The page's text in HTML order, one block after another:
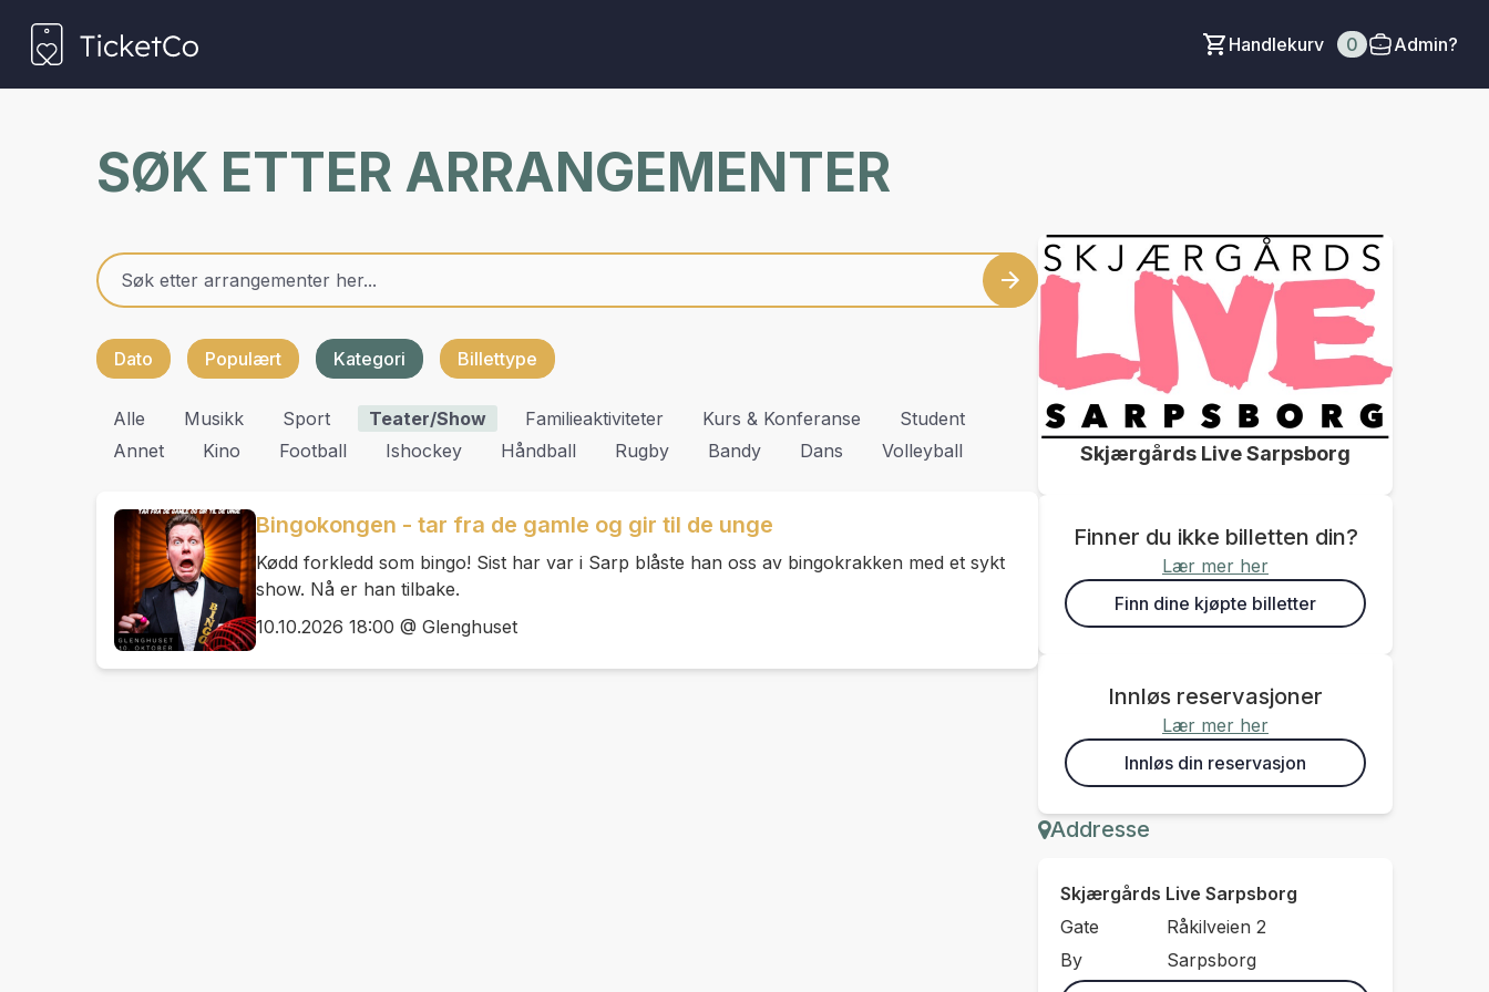
Handlekurv 0 Admin?
SØK ETTER ARRANGEMENTER
Dato Populært Kategori Billettype
Alle Musikk Sport Teater/show Familieaktiviteter Kurs & Konferanse
Student
Annet
Kino Football Ishockey Håndball Rugby Bandy Dans Volleyball
Bingokongen - tar fra de gamle og gir til de unge
Kødd forkledd som bingo! Sist har var i Sarp blåste han oss av bingokrakken med et sykt
show. Nå er han tilbake.
10.10.2026 18:00 @ Glenghuset
Skjærgårds Live Sarpsborg
Finner du ikke billetten din?
Lær mer her
Finn dine kjøpte billetter
Innløs reservasjoner
Lær mer her
Innløs din reservasjon
Addresse
Skjærgårds Live Sarpsborg
Gate
Råkilveien 2
By
Sarpsborg